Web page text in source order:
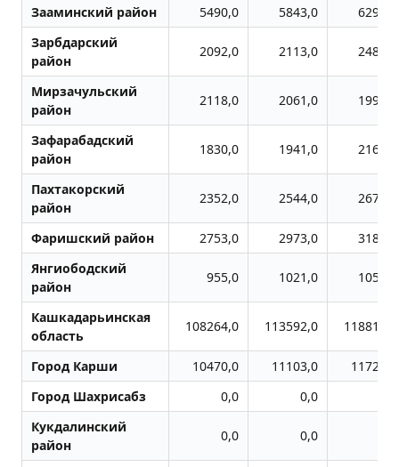
Зааминский район 5490,0 5843,0
6297,0
Зарбдарский
район
2092,0 2113,0 2481,0
Мирзачульский
район
2118,0 2061,0 1995,0
Зафарабадский
район
1830,0 1941,0 2167,0
Пахтакорский
район
2352,0 2544,0 2677,0
Фаришский район 2753,0 2973,0
3184,0
Янгиободский
район
955,0 1021,0 1059,0
Кашкадарьинская
область
108264,0 113592,0 118812,0
Город Карши 10470,0 11103,0
11727,0
Город Шахрисабз
0,0 0,0
Кукдалинский
район
0,0 0,0